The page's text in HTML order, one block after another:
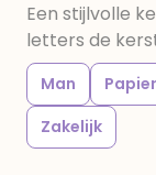
Een stijlvolle
letters de
Man Papier
Zakelijk